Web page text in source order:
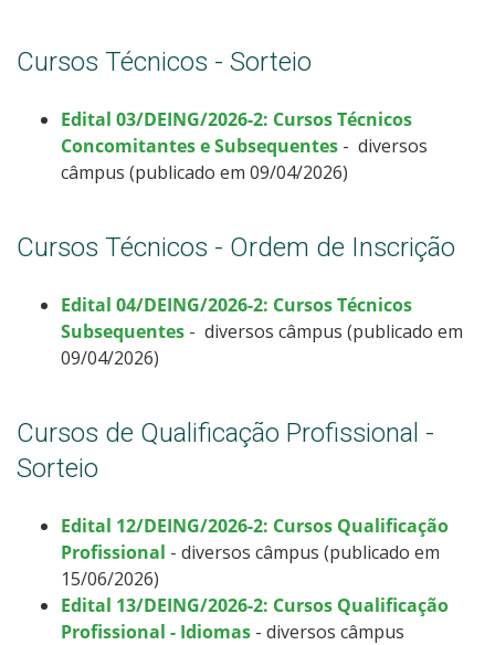
Cursos Técnicos - Sorteio
Edital 03/DEING/2026-2: Cursos Técnicos
Concomitantes e Subsequentes - diversos
câmpus (publicado em 09/04/2026)
Cursos Técnicos - Ordem de Inscrição
Edital 04/DEING/2026-2: Cursos Técnicos
Subsequentes - diversos câmpus (publicado em
09/04/2026)
Cursos de Qualificação Profissional -
Sorteio
Edital 12/DEING/2026-2: Cursos Qualificação
Profissional - diversos câmpus (publicado em
15/06/2026)
Edital 13/DEING/2026-2: Cursos Qualificação
Profissional - Idiomas - diversos câmpus